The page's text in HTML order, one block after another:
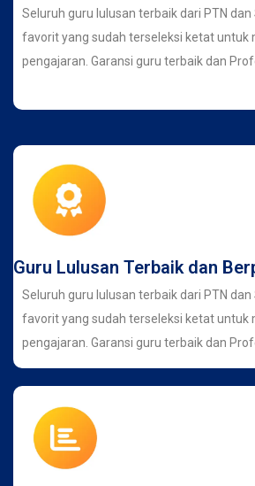
Seluruh guru lulusan terbaik dari PTN dan
favorit yang sudah terseleksi ketat untuk
pengajaran. Garansi guru terbaik dan
Guru Lulusan Terbaik dan
Seluruh guru lulusan terbaik dari PTN dan
favorit yang sudah terseleksi ketat untuk
pengajaran. Garansi guru terbaik dan